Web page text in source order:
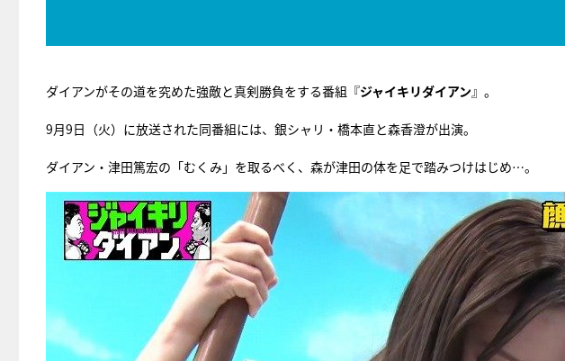
ダイアンがその道を究めた強敵と真剣勝負をする番組『ジャイキリダイアン』。
9月9日（火）に放送された同番組には、銀シャリ・橋本直と森香澄が出演。
ダイアン・津田篤宏の「むくみ」を取るべく、森が津田の体を足で踏みつけはじめ…。